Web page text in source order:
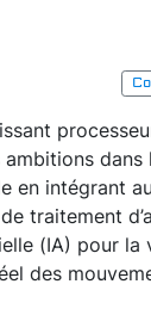
dans
en intégrant
traitement
(IA) pour la
des